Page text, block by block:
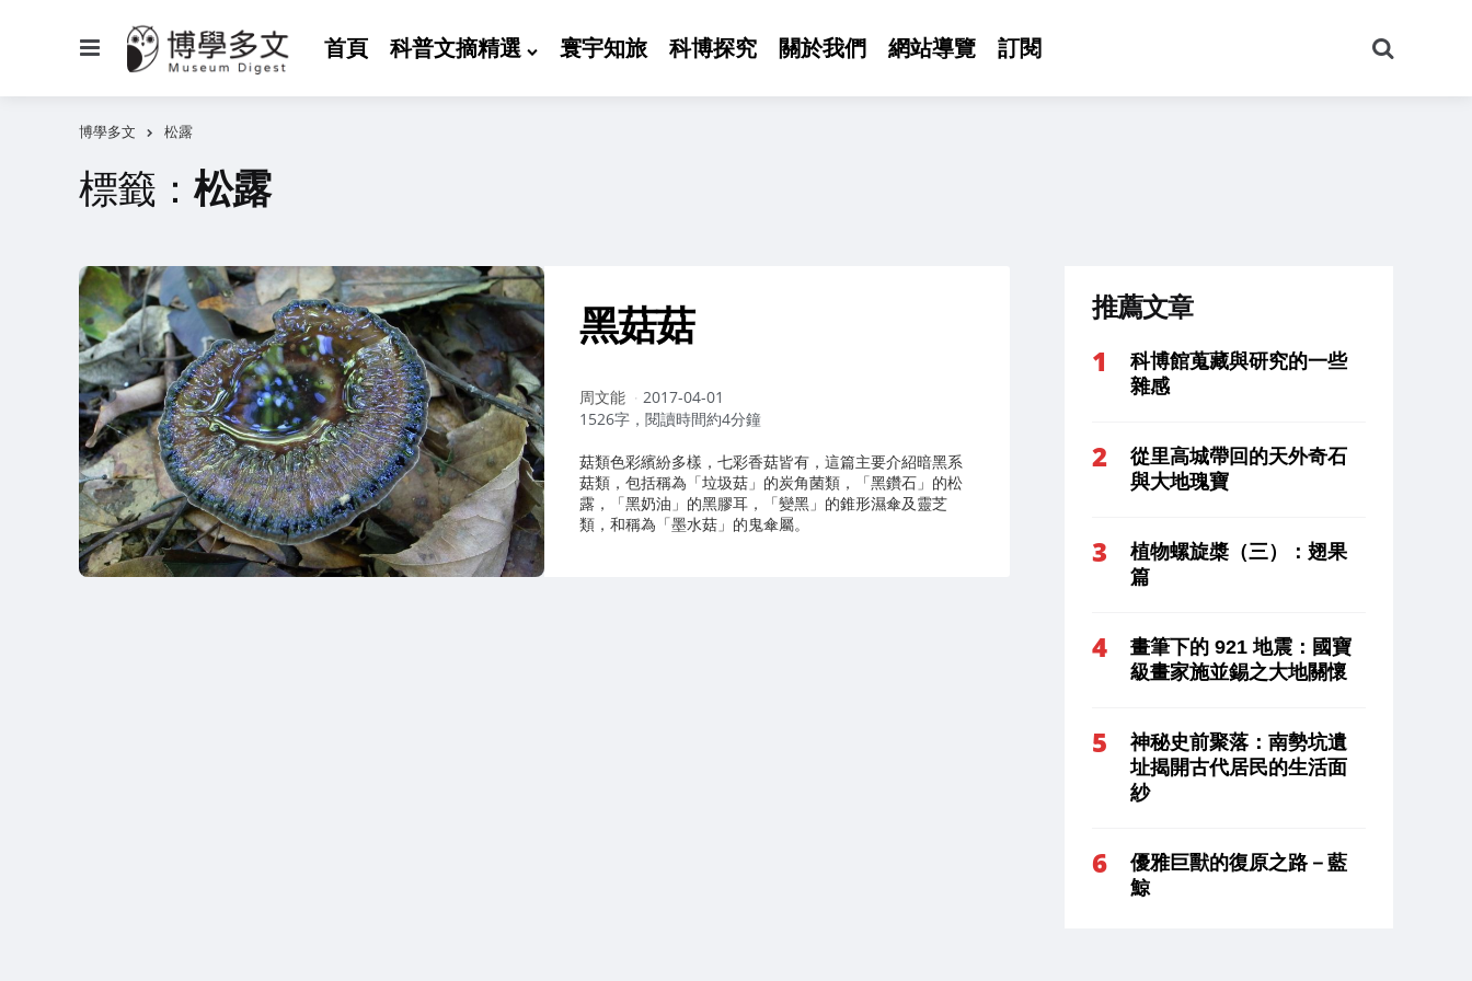
首頁 科普文摘精選 寰宇知旅 科博探究 關於我們 網站導覽 訂閱
尋
博學多文 松露
標籤：松露
黑菇菇
作
者：
周文能
2017-04-01
1526字，閱讀時間約4分鐘
菇類色彩繽紛多樣，七彩香菇皆有，這篇主要介紹暗黑系
菇類，包括稱為「垃圾菇」的炭角菌類，「黑鑽石」的松
露，「黑奶油」的黑膠耳，「變黑」的錐形濕傘及靈芝
類，和稱為「墨水菇」的鬼傘屬。
推薦文章
科博館蒐藏與研究的一些
雜感
從里高城帶回的天外奇石
與大地瑰寶
植物螺旋槳（三）：翅果
篇
畫筆下的 921 地震：國寶
級畫家施並錫之大地關懷
神秘史前聚落：南勢坑遺
址揭開古代居民的生活面
紗
優雅巨獸的復原之路－藍
鯨